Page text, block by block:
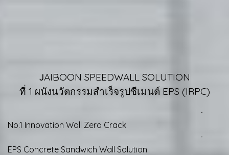
JAIBOON SPEEDWALL SOLUTION
ที่ 1 ผนังนวัตกรรมสำเร็จรูปซีเมนต์ EPS (IRPC)
ㆍ
No.1 Innovation Wall Zero Crack
ㆍ
EPS Concrete Sandwich Wall Solution